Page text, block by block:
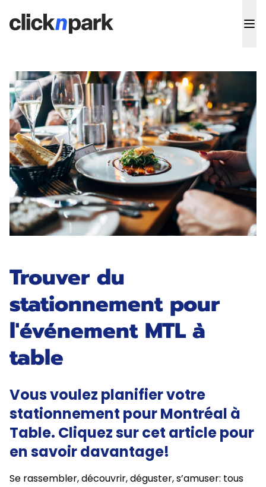
Trouver du
stationnement pour
l'événement MTL à
table
Vous voulez planifier votre
stationnement pour Montréal à
Table. Cliquez sur cet article pour
en savoir davantage!
Se rassembler, découvrir, déguster, s’amuser: tous